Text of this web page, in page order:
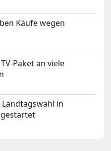
Käufe wegen
Paket an viele
in